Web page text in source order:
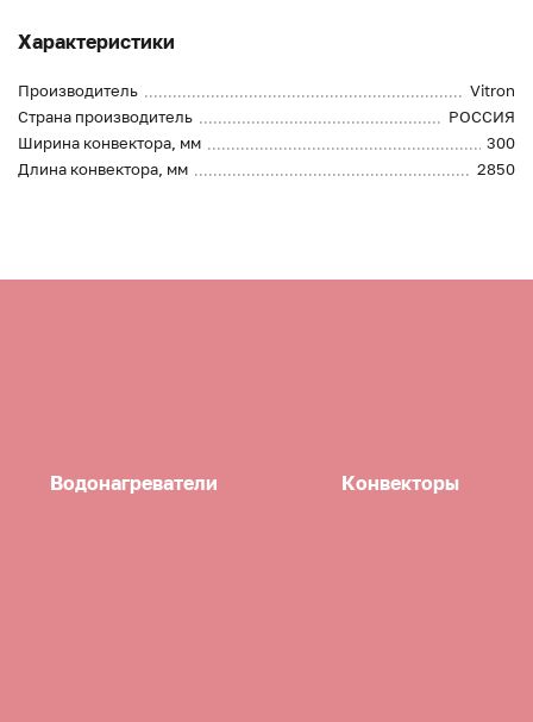
Характеристики
Производитель
Vitron
Страна производитель
РОССИЯ
Ширина конвектора, мм
300
Длина конвектора, мм
2850
Водонагреватели Конвекторы